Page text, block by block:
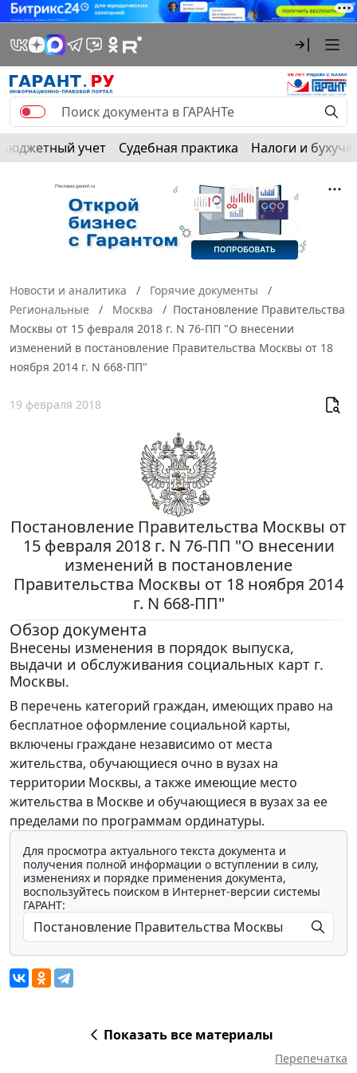
Бюджетный учет Судебная практика Налоги и
Новости и аналитика
Горячие документы
Региональные
Москва
Постановление Правительства
Москвы от 15 февраля 2018 г. N 76-ПП "О внесении
изменений в постановление Правительства Москвы от 18
ноября 2014 г. N 668-ПП"
19 февраля 2018
Постановление Правительства Москвы от
15 февраля 2018 г. N 76-ПП "О внесении
изменений в постановление
Правительства Москвы от 18 ноября 2014
г. N 668-ПП"
Обзор документа
Внесены изменения в порядок выпуска,
выдачи и обслуживания социальных карт г.
Москвы.
В перечень категорий граждан, имеющих право на
бесплатное оформление социальной карты,
включены граждане независимо от места
жительства, обучающиеся очно в вузах на
территории Москвы, а также имеющие место
жительства в Москве и обучающиеся в вузах за ее
пределами по программам ординатуры.
Для просмотра актуального текста документа и
получения полной информации о вступлении в силу,
изменениях и порядке применения документа,
воспользуйтесь поиском в Интернет-версии системы
ГАРАНТ:
Показать все материалы
Перепечатка